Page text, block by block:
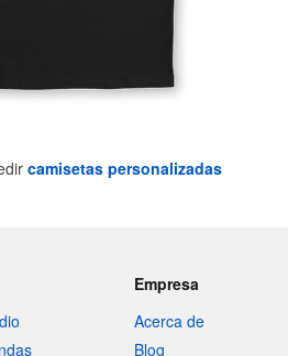
camisetas personalizadas
Empresa
Acerca de
Blog